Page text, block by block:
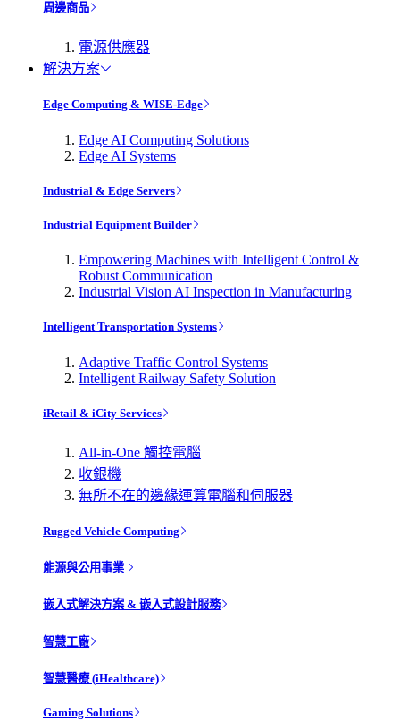
周邊商品
電源供應器
解決方案
Edge Computing & WISE-Edge
Edge AI Computing Solutions
Edge AI Systems
Industrial & Edge Servers
Industrial Equipment Builder
Empowering Machines with Intelligent Control &
Robust Communication
Industrial Vision AI Inspection in Manufacturing
Intelligent Transportation Systems
Adaptive Traffic Control Systems
Intelligent Railway Safety Solution
iRetail & iCity Services
All-in-One 觸控電腦
收銀機
無所不在的邊緣運算電腦和伺服器
Rugged Vehicle Computing
能源與公用事業
嵌入式解決方案 & 嵌入式設計服務
智慧工廠
智慧醫療 (iHealthcare)
Gaming Solutions